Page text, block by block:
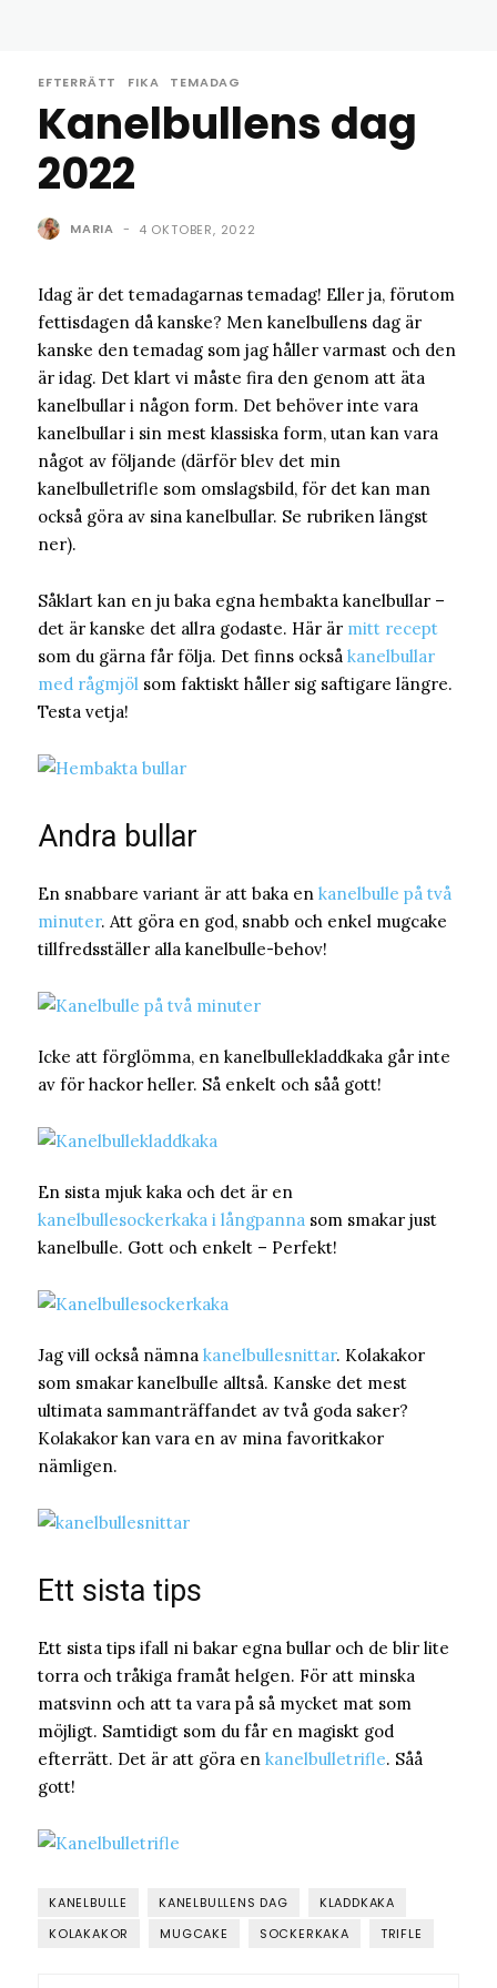
EFTERRÄTT FIKA TEMADAG
Kanelbullens dag
2022
MARIA - 4 OKTOBER, 2022
Idag är det temadagarnas temadag! Eller ja, förutom
fettisdagen då kanske? Men kanelbullens dag är
kanske den temadag som jag håller varmast och den
är idag. Det klart vi måste fira den genom att äta
kanelbullar i någon form. Det behöver inte vara
kanelbullar i sin mest klassiska form, utan kan vara
något av följande (därför blev det min
kanelbulletrifle som omslagsbild, för det kan man
också göra av sina kanelbullar. Se rubriken längst
ner).
Såklart kan en ju baka egna hembakta kanelbullar –
det är kanske det allra godaste. Här är mitt recept
som du gärna får följa. Det finns också kanelbullar
med rågmjöl som faktiskt håller sig saftigare längre.
Testa vetja!
Andra bullar
En snabbare variant är att baka en kanelbulle på två
minuter. Att göra en god, snabb och enkel mugcake
tillfredsställer alla kanelbulle-behov!
Icke att förglömma, en kanelbullekladdkaka går inte
av för hackor heller. Så enkelt och såå gott!
En sista mjuk kaka och det är en
kanelbullesockerkaka i långpanna som smakar just
kanelbulle. Gott och enkelt – Perfekt!
Jag vill också nämna kanelbullesnittar. Kolakakor
som smakar kanelbulle alltså. Kanske det mest
ultimata sammanträffandet av två goda saker?
Kolakakor kan vara en av mina favoritkakor
nämligen.
Ett sista tips
Ett sista tips ifall ni bakar egna bullar och de blir lite
torra och tråkiga framåt helgen. För att minska
matsvinn och att ta vara på så mycket mat som
möjligt. Samtidigt som du får en magiskt god
efterrätt. Det är att göra en kanelbulletrifle. Såå
gott!
KANELBULLE KANELBULLENS DAG
KLADDKAKA
KOLAKAKOR
MUGCAKE SOCKERKAKA TRIFLE